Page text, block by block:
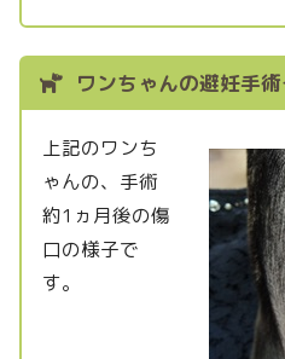
ワンちゃんの避妊手
上記のワンち
ゃんの、手術
約1ヵ月後の傷
口の様子で
す。